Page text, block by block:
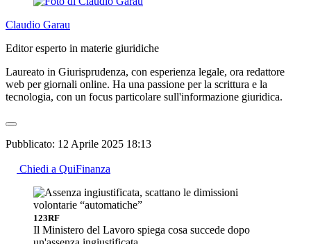
Claudio Garau
Editor esperto in materie giuridiche
Laureato in Giurisprudenza, con esperienza legale, ora redattore
web per giornali online. Ha una passione per la scrittura e la
tecnologia, con un focus particolare sull'informazione giuridica.
Pubblicato: 12 Aprile 2025 18:13
Chiedi a QuiFinanza
123RF
Il Ministero del Lavoro spiega cosa succede dopo